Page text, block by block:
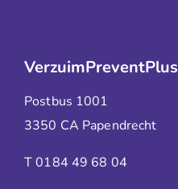
VerzuimPreventPlus
Postbus 1001
3350 CA Papendrecht
T 0184 49 68 04